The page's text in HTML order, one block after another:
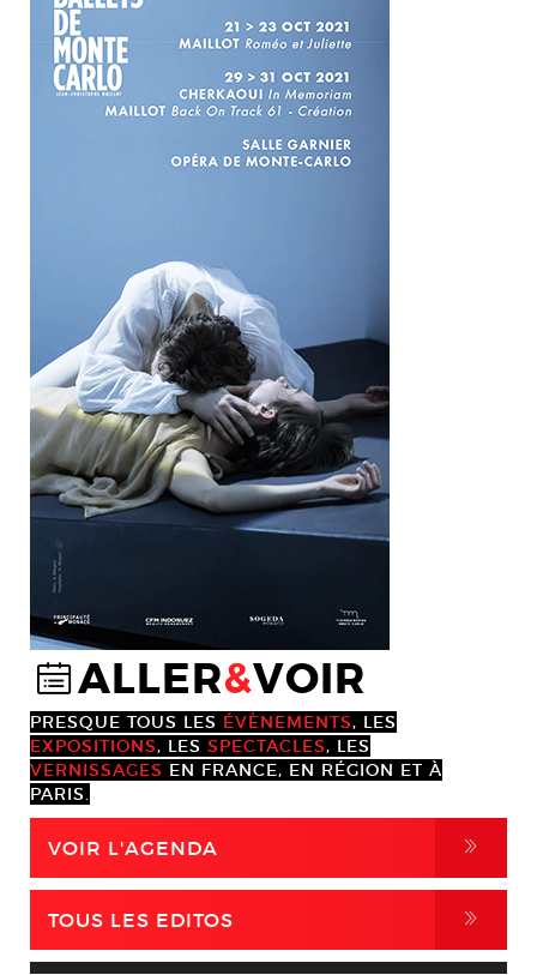
@ALLER&VOIR
PRESQUE TOUS LES ÉVÈNEMENTS, LES
EXPOSITIONS, LES SPECTACLES, LES
VERNISSAGES EN FRANCE, EN RÉGION ET À
PARIS.
VOIR L'AGENDA ,
TOUS LES EDITOS ,